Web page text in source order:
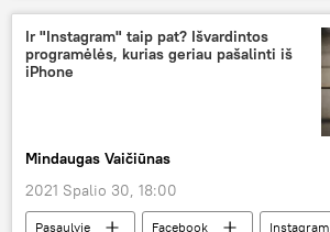
Ir "Instagram" taip pat? Išvardintos
programėlės, kurias geriau pašalinti iš
iPhone
Mindaugas Vaičiūnas
2021 Spalio 30, 18:00
Pasaulyje Facebook
Instagram